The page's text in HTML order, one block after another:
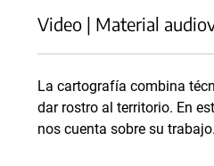
Video | Material
La cartografía combina
dar rostro al territorio. En
nos cuenta sobre su trabajo.